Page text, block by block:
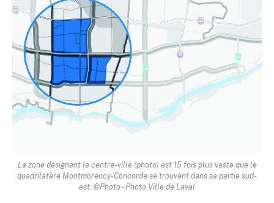
La zone désignant le centre-ville (photo) est 15 fois plus vaste que le
quadrilatère Montmorency-Concorde se trouvant dans sa partie sud-
est. ©Photo - Photo Ville de Laval